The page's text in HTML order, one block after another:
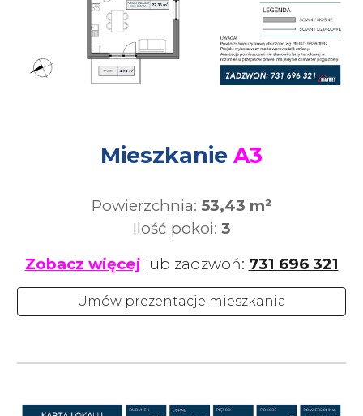
Mieszkanie A3
Powierzchnia: 53,43 m²
Ilość pokoi: 3
Zobacz więcej lub zadzwoń: 731 696 321
Umów prezentacje mieszkania